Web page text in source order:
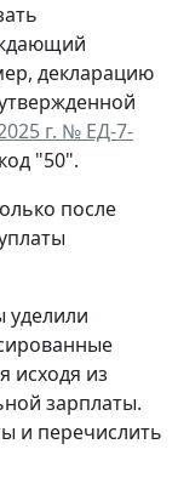
декларацию
г. № ЕД-7-
"50".
после
уделили
исходя из
зарплаты.
и перечислить